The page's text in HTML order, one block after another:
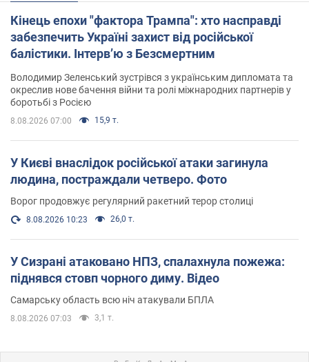
Кінець епохи "фактора Трампа": хто насправді
забезпечить Україні захист від російської
балістики. Інтерв’ю з Безсмертним
Володимир Зеленський зустрівся з українським дипломата та
окреслив нове бачення війни та ролі міжнародних партнерів у
боротьбі з Росією
8.08.2026 07:00 15,9 т.
У Києві внаслідок російської атаки загинула
людина, постраждали четверо. Фото
Ворог продовжує регулярний ракетний терор столиці
8.08.2026 10:23 26,0 т.
У Сизрані атаковано НПЗ, спалахнула пожежа:
піднявся стовп чорного диму. Відео
Самарську область всю ніч атакували БПЛА
8.08.2026 07:03 3,1 т.